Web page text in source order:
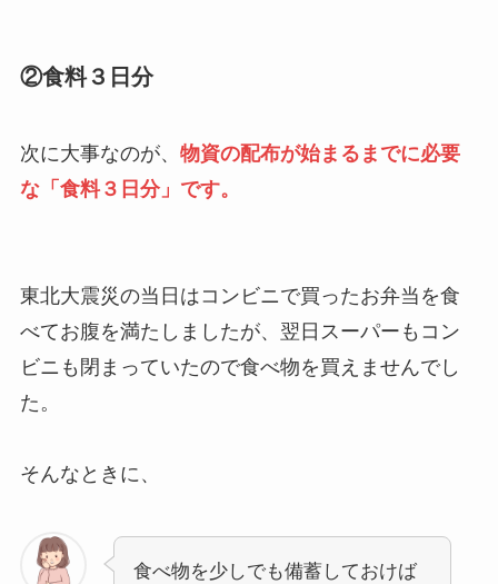
②食料３日分
次に大事なのが、 物資の配布が始まるまでに必要
な「食料３日分」です。
東北大震災の当日はコンビニで買ったお弁当を食
べてお腹を満たしましたが、翌日スーパーもコン
ビニも閉まっていたので食べ物を買えませんでし
た。
そんなときに、
食べ物を少しでも備蓄しておけば